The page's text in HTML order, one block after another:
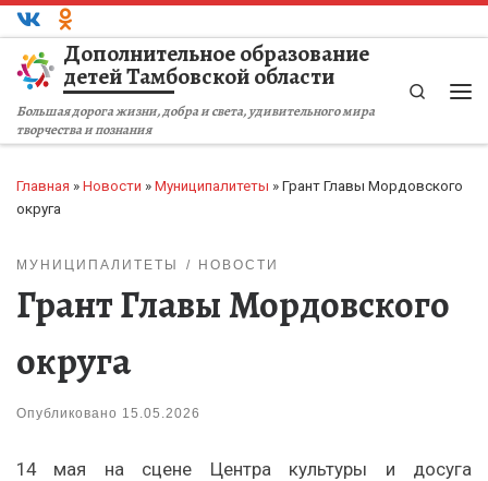
Перейти к содержимому
Дополнительное образование
детей Тамбовской области
Большая дорога жизни, добра и света, удивительного мира
творчества и познания
Search
Главная » Новости » Муниципалитеты » Грант Главы Мордовского
округа
МУНИЦИПАЛИТЕТЫ НОВОСТИ
Грант Главы Мордовского
округа
Опубликовано 15.05.2026
14 мая на сцене Центра культуры и досуга